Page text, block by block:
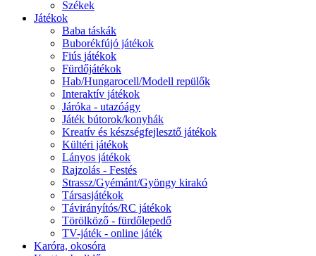
Székek
Játékok
Baba táskák
Buborékfújó játékok
Fiús játékok
Fürdőjátékok
Hab/Hungarocell/Modell repülők
Interaktív játékok
Járóka - utazóágy
Játék bútorok/konyhák
Kreatív és készségfejlesztő játékok
Kültéri játékok
Lányos játékok
Rajzolás - Festés
Strassz/Gyémánt/Gyöngy kirakó
Társasjátékok
Távirányítós/RC játékok
Törölköző - fürdőlepedő
TV-játék - online játék
Karóra, okosóra